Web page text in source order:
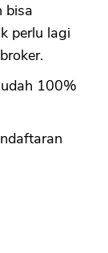
bisa
perlu lagi
100%